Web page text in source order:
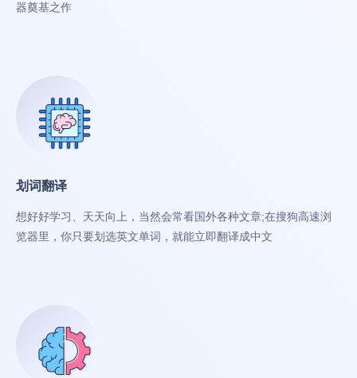
器奠基之作
划词翻译
想好好学习、天天向上，当然会常看国外各种文章;在搜狗高速浏
览器里，你只要划选英文单词，就能立即翻译成中文